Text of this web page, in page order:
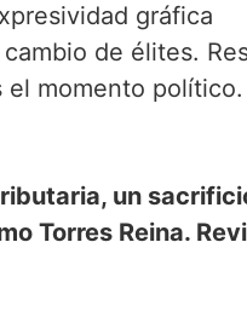
gráfica
de élites.
el momento
un
Torres Reina.